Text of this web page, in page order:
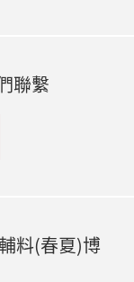
聯繫
料(春夏)博